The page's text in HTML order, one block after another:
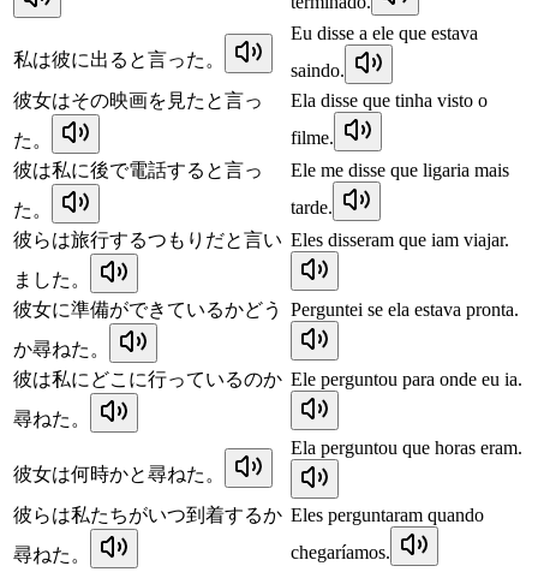
私は彼に出ると言った。
Eu disse a ele que estava
saindo.
彼女はその映画を見たと言っ
た。
Ela disse que tinha visto o
filme.
彼は私に後で電話すると言っ
た。
Ele me disse que ligaria mais
tarde.
彼らは旅行するつもりだと言い
ました。
Eles disseram que iam viajar.
彼女に準備ができているかどう
か尋ねた。
Perguntei se ela estava pronta.
彼は私にどこに行っているのか
尋ねた。
Ele perguntou para onde eu ia.
彼女は何時かと尋ねた。
Ela perguntou que horas eram.
彼らは私たちがいつ到着するか
尋ねた。
Eles perguntaram quando
chegaríamos.